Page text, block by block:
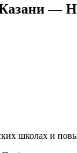
Казани —
школах и